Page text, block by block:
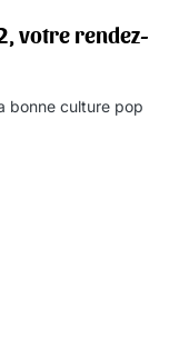
votre rendez-
bonne culture pop